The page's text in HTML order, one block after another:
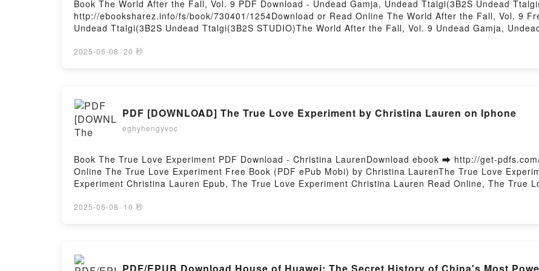
Book The World After the Fall, Vol. 9 PDF Download - Undead Gamja, Undead Ttalgi(3B2S Undead
http://ebooksharez.info/fs/book/730401/1254Download or Read Online The World After the Fall, Vol. 9
Undead Ttalgi(3B2S Undead Ttalgi(3B2S STUDIO)The World After the Fall, Vol. 9 Undead Gamja,
Gamja, Undead Ttalgi(3B2S Undead Ttalgi(3B2S STUDIO) Read Online, The World After the Fall, Vol. 9
STUDIO) Free DownloadPowered by Firstory Hosting
2025-06-08 · 20 秒
PDF [DOWNLOAD] The True Love Experiment by Christina Lauren on Iphone
eghyhengyvoc
Book The True Love Experiment PDF Download - Christina LaurenDownload ebook ➡ http://get-
Online The True Love Experiment Free Book (PDF ePub Mobi) by Christina LaurenThe True Love
Experiment Christina Lauren Epub, The True Love Experiment Christina Lauren Read Online, The True
VK, The True Love Experiment Christina Lauren Free DownloadPowered by Firstory Hosting
2025-06-08 · 10 秒